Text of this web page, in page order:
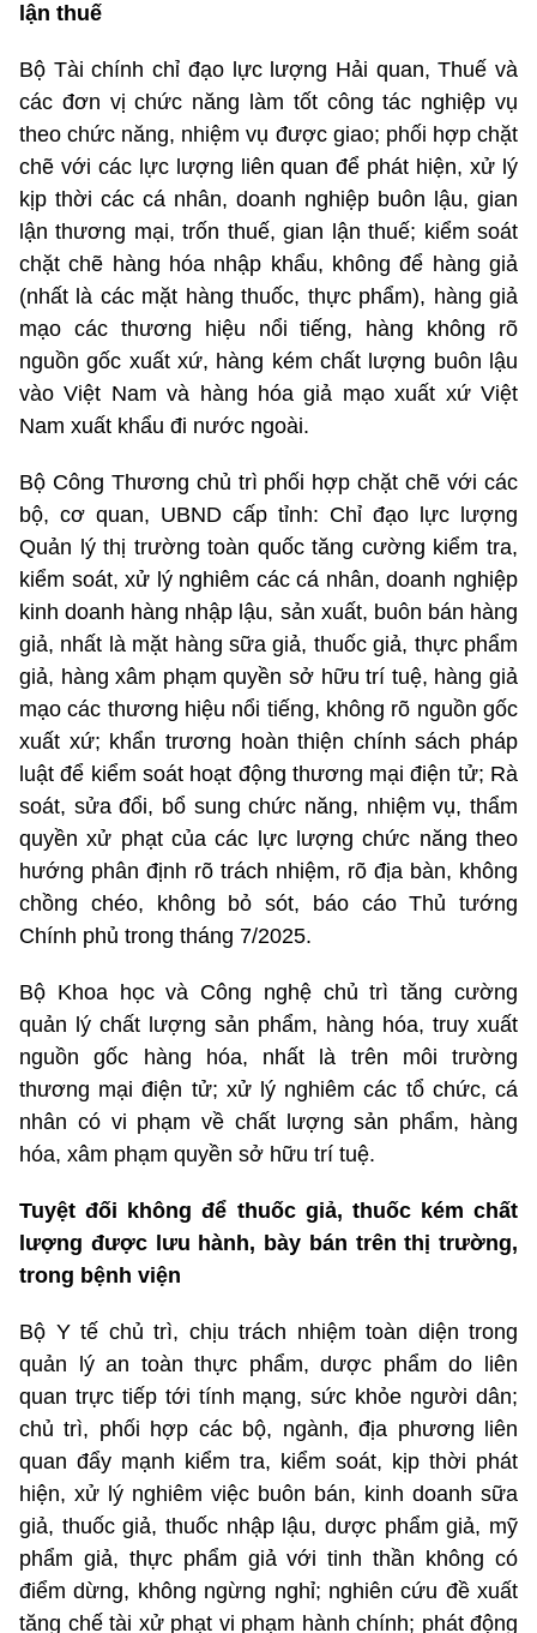
lận thuế
Bộ Tài chính chỉ đạo lực lượng Hải quan, Thuế và
các đơn vị chức năng làm tốt công tác nghiệp vụ
theo chức năng, nhiệm vụ được giao; phối hợp chặt
chẽ với các lực lượng liên quan để phát hiện, xử lý
kịp thời các cá nhân, doanh nghiệp buôn lậu, gian
lận thương mại, trốn thuế, gian lận thuế; kiểm soát
chặt chẽ hàng hóa nhập khẩu, không để hàng giả
(nhất là các mặt hàng thuốc, thực phẩm), hàng giả
mạo các thương hiệu nổi tiếng, hàng không rõ
nguồn gốc xuất xứ, hàng kém chất lượng buôn lậu
vào Việt Nam và hàng hóa giả mạo xuất xứ Việt
Nam xuất khẩu đi nước ngoài.
Bộ Công Thương chủ trì phối hợp chặt chẽ với các
bộ, cơ quan, UBND cấp tỉnh: Chỉ đạo lực lượng
Quản lý thị trường toàn quốc tăng cường kiểm tra,
kiểm soát, xử lý nghiêm các cá nhân, doanh nghiệp
kinh doanh hàng nhập lậu, sản xuất, buôn bán hàng
giả, nhất là mặt hàng sữa giả, thuốc giả, thực phẩm
giả, hàng xâm phạm quyền sở hữu trí tuệ, hàng giả
mạo các thương hiệu nổi tiếng, không rõ nguồn gốc
xuất xứ; khẩn trương hoàn thiện chính sách pháp
luật để kiểm soát hoạt động thương mại điện tử; Rà
soát, sửa đổi, bổ sung chức năng, nhiệm vụ, thẩm
quyền xử phạt của các lực lượng chức năng theo
hướng phân định rõ trách nhiệm, rõ địa bàn, không
chồng chéo, không bỏ sót, báo cáo Thủ tướng
Chính phủ trong tháng 7/2025.
Bộ Khoa học và Công nghệ chủ trì tăng cường
quản lý chất lượng sản phẩm, hàng hóa, truy xuất
nguồn gốc hàng hóa, nhất là trên môi trường
thương mại điện tử; xử lý nghiêm các tổ chức, cá
nhân có vi phạm về chất lượng sản phẩm, hàng
hóa, xâm phạm quyền sở hữu trí tuệ.
Tuyệt đối không để thuốc giả, thuốc kém chất
lượng được lưu hành, bày bán trên thị trường,
trong bệnh viện
Bộ Y tế chủ trì, chịu trách nhiệm toàn diện trong
quản lý an toàn thực phẩm, dược phẩm do liên
quan trực tiếp tới tính mạng, sức khỏe người dân;
chủ trì, phối hợp các bộ, ngành, địa phương liên
quan đẩy mạnh kiểm tra, kiểm soát, kịp thời phát
hiện, xử lý nghiêm việc buôn bán, kinh doanh sữa
giả, thuốc giả, thuốc nhập lậu, dược phẩm giả, mỹ
phẩm giả, thực phẩm giả với tinh thần không có
điểm dừng, không ngừng nghỉ; nghiên cứu đề xuất
tăng chế tài xử phạt vi phạm hành chính; phát động